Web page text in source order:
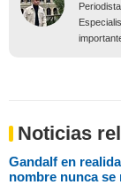
Periodista
Noticias
Gandalf en
nombre nunca